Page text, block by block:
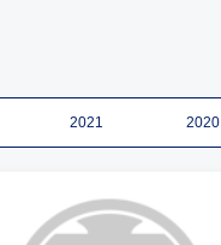
2021 2020